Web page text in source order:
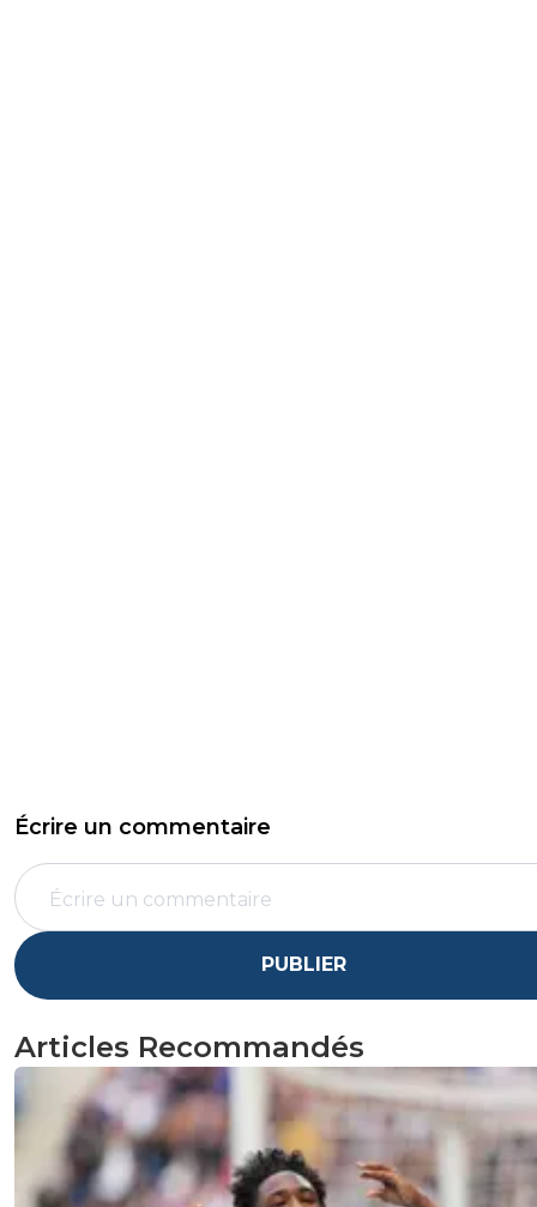
Écrire un commentaire
PUBLIER
Articles Recommandés